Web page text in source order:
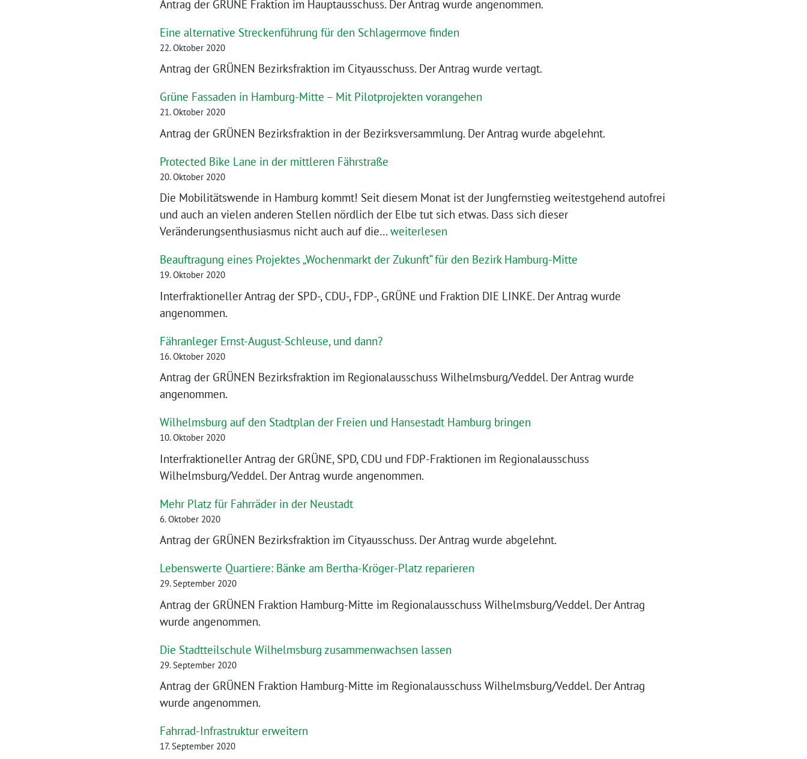
an“
Elser-
Antrag der GRÜNE Fraktion im Hauptausschuss. Der Antrag wurde angenommen.
Eine alternative Streckenführung für den Schlagermove finden
22. Oktober 2020
Antrag der GRÜNEN Bezirksfraktion im Cityausschuss. Der Antrag wurde vertagt.
Grüne Fassaden in Hamburg-Mitte – Mit Pilotprojekten vorangehen
21. Oktober 2020
Antrag der GRÜNEN Bezirksfraktion in der Bezirksversammlung. Der Antrag wurde abgelehnt.
Protected Bike Lane in der mittleren Fährstraße
20. Oktober 2020
Die Mobilitätswende in Hamburg kommt! Seit diesem Monat ist der Jungfernstieg weitestgehend autofrei
und auch an vielen anderen Stellen nördlich der Elbe tut sich etwas. Dass sich dieser
Veränderungsenthusiasmus nicht auch auf die… Protected
Lane
der
weiterlesen
Beauftragung eines Projektes „Wochenmarkt der Zukunft“ für den Bezirk Hamburg-Mitte
19. Oktober 2020
Interfraktioneller Antrag der SPD-, CDU-, FDP-, GRÜNE und Fraktion DIE LINKE. Der Antrag wurde
angenommen.
Fähranleger Ernst-August-Schleuse, und dann?
16. Oktober 2020
Antrag der GRÜNEN Bezirksfraktion im Regionalausschuss Wilhelmsburg/Veddel. Der Antrag wurde
angenommen.
Wilhelmsburg auf den Stadtplan der Freien und Hansestadt Hamburg bringen
10. Oktober 2020
Interfraktioneller Antrag der GRÜNE, SPD, CDU und FDP-Fraktionen im Regionalausschuss
Wilhelmsburg/Veddel. Der Antrag wurde angenommen.
Mehr Platz für Fahrräder in der Neustadt
6. Oktober 2020
Antrag der GRÜNEN Bezirksfraktion im Cityausschuss. Der Antrag wurde abgelehnt.
Lebenswerte Quartiere: Bänke am Bertha-Kröger-Platz reparieren
29. September 2020
Antrag der GRÜNEN Fraktion Hamburg-Mitte im Regionalausschuss Wilhelmsburg/Veddel. Der Antrag
wurde angenommen.
Die Stadtteilschule Wilhelmsburg zusammenwachsen lassen
29. September 2020
Antrag der GRÜNEN Fraktion Hamburg-Mitte im Regionalausschuss Wilhelmsburg/Veddel. Der Antrag
wurde angenommen.
Fahrrad-Infrastruktur erweitern
17. September 2020